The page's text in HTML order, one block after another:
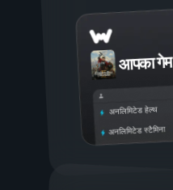
आपका गेम
अनलिमिटेड हेल्थ
अनलिमिटेड स्टैमिना